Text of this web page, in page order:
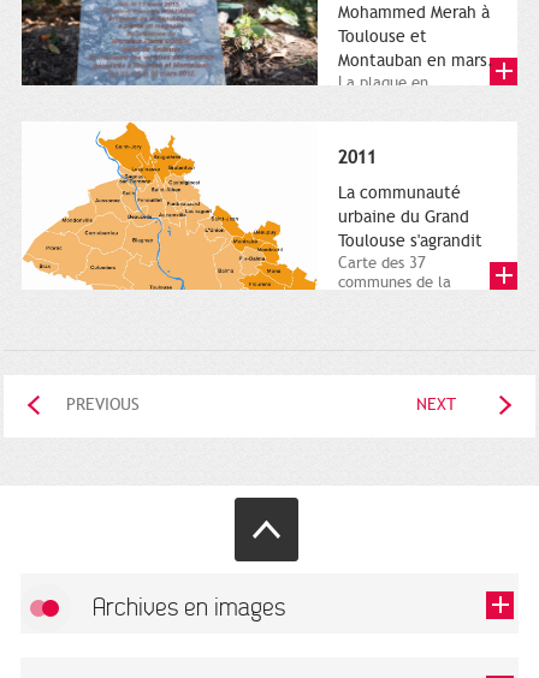
Mohammed Merah à
Toulouse et
Montauban en mars.
La plaque en
Charles-de-Gaulle.
2011
La communauté
urbaine du Grand
Toulouse s'agrandit
Carte des 37
communes de la
PREVIOUS NEXT
Archives en images